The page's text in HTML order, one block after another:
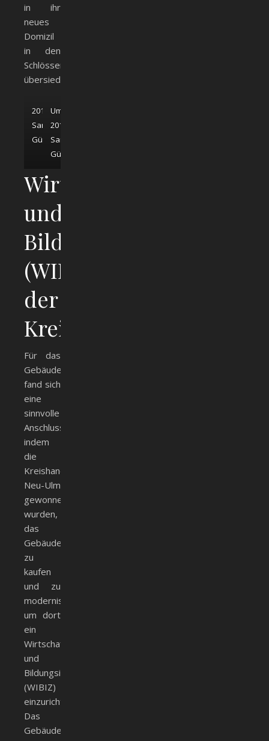
in ihr
neues
Domizil
in den
Schlössern
übersiedeln.
2013;
Sammlung
Günther
Umzug
2013;
Sammlung
Günther
Wirtschafts-
und
Bildungszentrum
(WIBIZ)
der
Kreishandwerkerschaft
Für das
Gebäude
fand sich
eine
sinnvolle
Anschlussnutzung,
indem
die
Kreishandwerkerschaft
Neu-Ulm
gewonnen
wurden,
das
Gebäude
zu
kaufen
und zu
modernisieren
um dort
ein
Wirtschafts-
und
Bildungsinformationszentrum
(WIBIZ)
einzurichten.
Das
Gebäude